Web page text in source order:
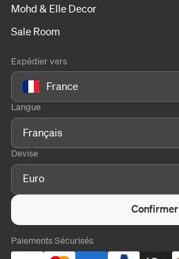
Mohd & Elle Decor
Sale Room
Expédier vers
France
Langue
Français
Devise
Euro
Confirmer
Paiements Sécurisés